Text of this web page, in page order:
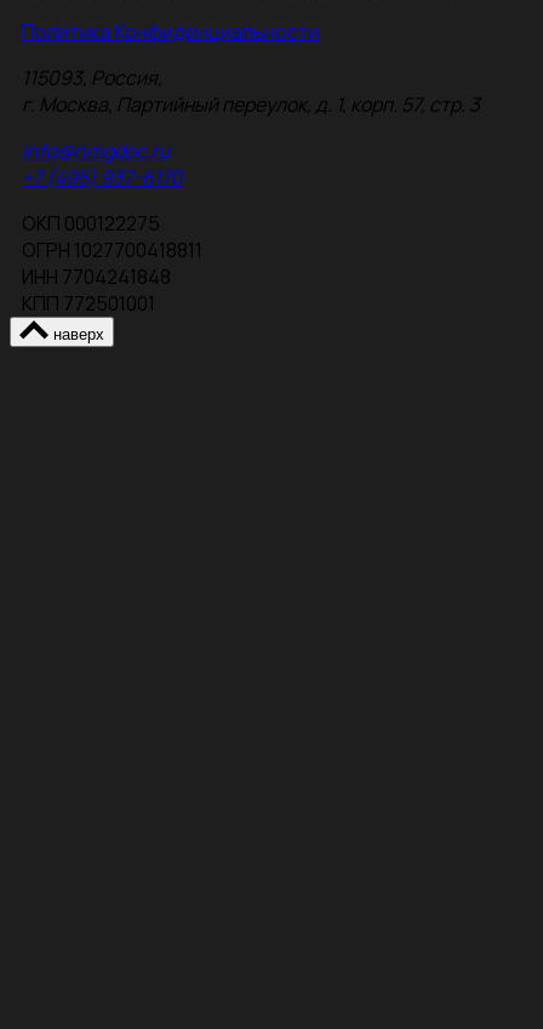
Политика Конфиденциальности
115093, Россия,
г. Москва, Партийный переулок, д. 1, корп. 57, стр. 3
info@nmgdoc.ru
+7 (495) 937-6170
ОКП 000122275
ОГРН 1027700418811
ИНН 7704241848
КПП 772501001
наверх